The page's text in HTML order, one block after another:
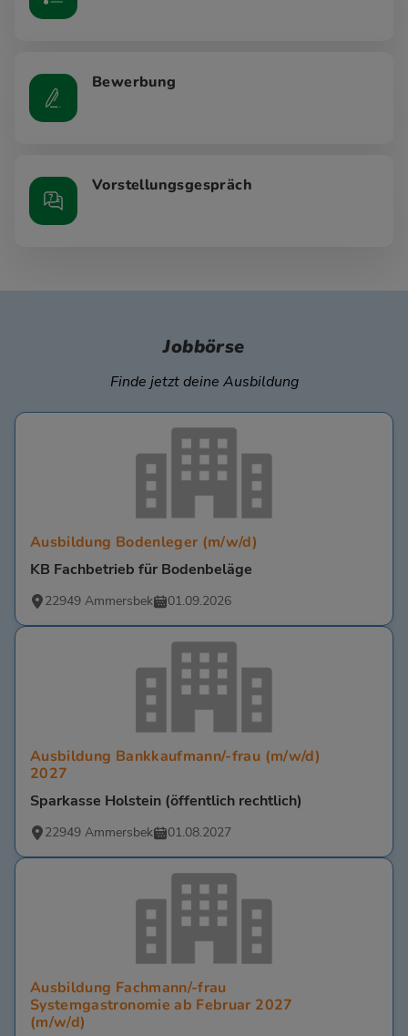
Bewerbung
Vorstellungsgespräch
Jobbörse
Finde jetzt deine Ausbildung
Ausbildung Bodenleger (m/w/d)
KB Fachbetrieb für Bodenbeläge
22949 Ammersbek 01.09.2026
Ausbildung Bankkaufmann/-frau (m/w/d)
2027
Sparkasse Holstein (öffentlich rechtlich)
22949 Ammersbek 01.08.2027
Ausbildung Fachmann/-frau
Systemgastronomie ab Februar 2027
(m/w/d)